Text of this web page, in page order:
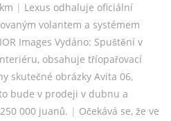
| Lexus odhaluje oficiální
volantem a systémem
Images Vydáno: Spuštění v
obsahuje tříopařovací
skutečné obrázky Avita 06,
bude v prodeji v dubnu a
000 juanů. | Očekává se, že ve